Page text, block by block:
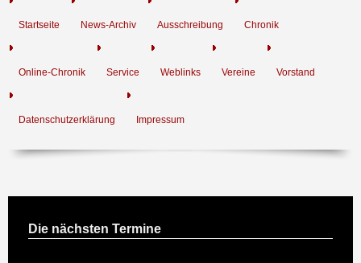
Startseite News-Archiv Ausschreibung Chronik
Online-Chronik Service Weblinks Vereine Vorstand
Datenschutzerklärung Impressum
Die nächsten Termine